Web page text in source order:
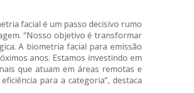
facial é um passo decisivo rumo
“Nosso objetivo é transformar
A biometria facial para emissão
anos. Estamos investindo em
que atuam em áreas remotas e
para a categoria”, destaca